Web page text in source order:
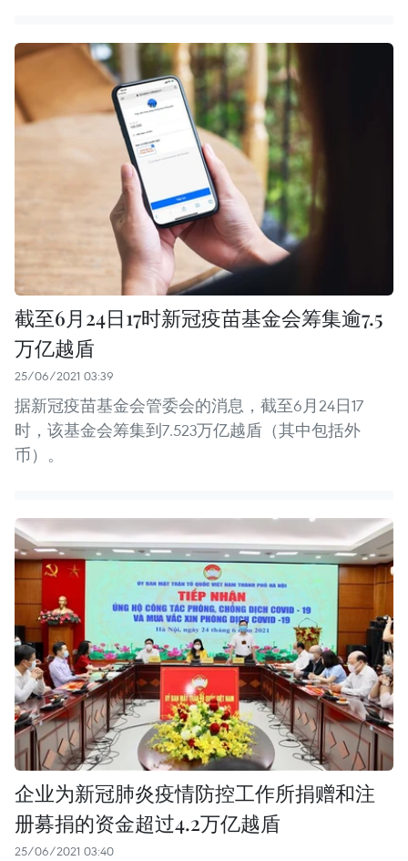
截至6月24日17时新冠疫苗基金会筹集逾7.5
万亿越盾
25/06/2021 03:39
据新冠疫苗基金会管委会的消息，截至6月24日17
时，该基金会筹集到7.523万亿越盾（其中包括外
币）。
企业为新冠肺炎疫情防控工作所捐赠和注
册募捐的资金超过4.2万亿越盾
25/06/2021 03:40